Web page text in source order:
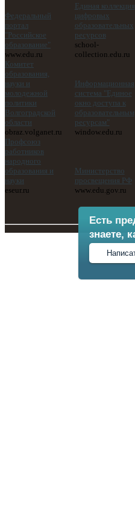
Федеральный
портал
"Российское
образование"
www.edu.ru
Единая коллекция
цифровых
образовательных
ресурсов
school-
collection.edu.ru
Комитет
образования,
науки и
молодежной
политики
Волгоградской
области
obraz.volganet.ru
Информационная
система "Единое
окно доступа к
образовательным
ресурсам"
window.edu.ru
Профсоюз
работников
народного
образования и
науки
eseur.ru
Министерство
просвещения РФ
www.edu.gov.ru
Есть
знаете,